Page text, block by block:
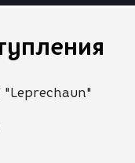
"Leprechaun"